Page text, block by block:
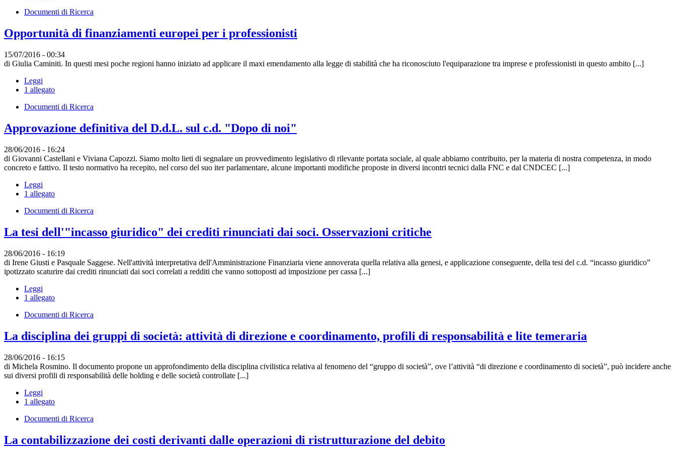
Documenti di Ricerca
Opportunità di finanziamenti europei per i professionisti
15/07/2016 - 00:34
di Giulia Caminiti. In questi mesi poche regioni hanno iniziato ad applicare il maxi emendamento alla legge di stabilità che ha riconosciuto l'equiparazione tra imprese e professionisti in questo ambito [...]
Leggi
1 allegato
Documenti di Ricerca
Approvazione definitiva del D.d.L. sul c.d. "Dopo di noi"
28/06/2016 - 16:24
di Giovanni Castellani e Viviana Capozzi. Siamo molto lieti di segnalare un provvedimento legislativo di rilevante portata sociale, al quale abbiamo contribuito, per la materia di nostra competenza, in modo
concreto e fattivo. Il testo normativo ha recepito, nel corso del suo iter parlamentare, alcune importanti modifiche proposte in diversi incontri tecnici dalla FNC e dal CNDCEC [...]
Leggi
1 allegato
Documenti di Ricerca
La tesi dell'"incasso giuridico" dei crediti rinunciati dai soci. Osservazioni critiche
28/06/2016 - 16:19
di Irene Giusti e Pasquale Saggese. Nell'attività interpretativa dell'Amministrazione Finanziaria viene annoverata quella relativa alla genesi, e applicazione conseguente, della tesi del c.d. “incasso giuridico”
ipotizzato scaturire dai crediti rinunciati dai soci correlati a redditi che vanno sottoposti ad imposizione per cassa [...]
Leggi
1 allegato
Documenti di Ricerca
La disciplina dei gruppi di società: attività di direzione e coordinamento, profili di responsabilità e lite temeraria
28/06/2016 - 16:15
di Michela Rosmino. Il documento propone un approfondimento della disciplina civilistica relativa al fenomeno del “gruppo di società”, ove l’attività “di direzione e coordinamento di società”, può incidere anche
sui diversi profili di responsabilità delle holding e delle società controllate [...]
Leggi
1 allegato
Documenti di Ricerca
La contabilizzazione dei costi derivanti dalle operazioni di ristrutturazione del debito